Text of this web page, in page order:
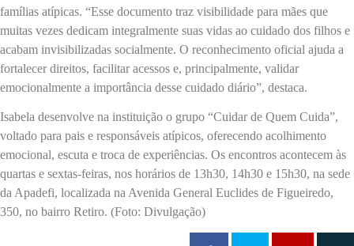
famílias atípicas. “Esse documento traz visibilidade para mães que
muitas vezes dedicam integralmente suas vidas ao cuidado dos filhos e
acabam invisibilizadas socialmente. O reconhecimento oficial ajuda a
fortalecer direitos, facilitar acessos e, principalmente, validar
emocionalmente a importância desse cuidado diário”, destaca.
Isabela desenvolve na instituição o grupo “Cuidar de Quem Cuida”,
voltado para pais e responsáveis atípicos, oferecendo acolhimento
emocional, escuta e troca de experiências. Os encontros acontecem às
quartas e sextas-feiras, nos horários de 13h30, 14h30 e 15h30, na sede
da Apadefi, localizada na Avenida General Euclides de Figueiredo,
350, no bairro Retiro. (Foto: Divulgação)